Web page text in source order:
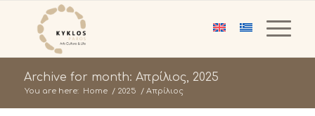
Archive for month: Απρίλιος, 2025
You are here: Home / 2025 / Απρίλιος